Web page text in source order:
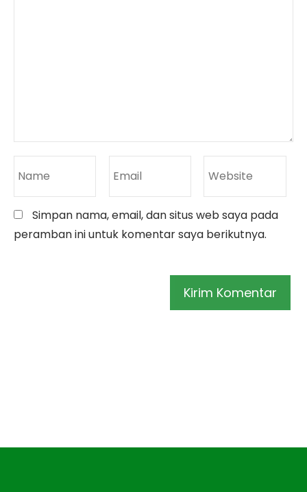
Simpan nama, email, dan situs web saya pada
peramban ini untuk komentar saya berikutnya.